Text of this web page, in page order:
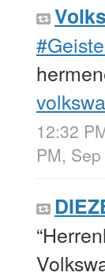
12:32
PM,